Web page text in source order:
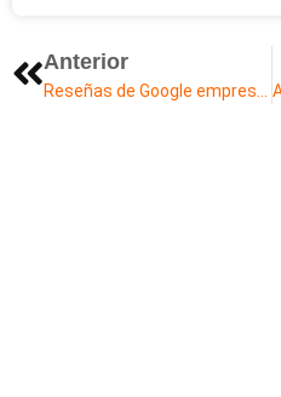
Anterior
Reseñas de Google empresas: guía para conseguirlas y gestionarlas